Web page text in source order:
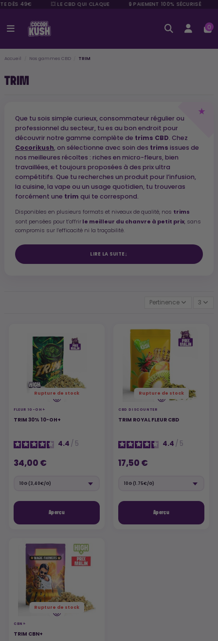
DÈS 49€ 💥 LE CBD QUI CLAQUE 🔒 PAIEMENT 100% SÉCURISÉ
0
Accueil Nos gammes CBD TRIM
TRIM
Que tu sois simple curieux, consommateur régulier ou
professionnel du secteur, tu es au bon endroit pour
découvrir notre gamme complète de trims CBD. Chez
Cocorikush, on sélectionne avec soin des trims issues de
nos meilleures récoltes : riches en micro-fleurs, bien
travaillées, et toujours proposées à des prix ultra
compétitifs. Que tu recherches un produit pour l’infusion,
la cuisine, la vape ou un usage quotidien, tu trouveras
forcément une trim qui te correspond.
Disponibles en plusieurs formats et niveaux de qualité, nos trims
sont pensées pour t’offrir le meilleur du chanvre à petit prix, sans
compromis sur l’efficacité ni la traçabilité.
LIRE LA SUITE
Pertinence 3
Rupture de stock
FLEUR 10-OH+
TRIM 30% 10-OH+
4.4 / 5
34,00 €
Aperçu
Rupture de stock
CBD DISCOUNTER
TRIM ROYAL FLEUR CBD
4.4 / 5
17,50 €
Aperçu
Rupture de stock
CBN+
TRIM CBN+